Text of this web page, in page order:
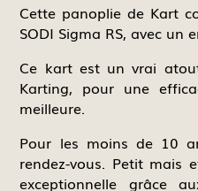
Cette panoplie de Kart
SODI Sigma RS, avec un
Ce kart est un vrai
Karting, pour une
meilleure.
Pour les moins de 10
rendez-vous. Petit mais
exceptionnelle grâce